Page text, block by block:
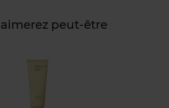
peut-être